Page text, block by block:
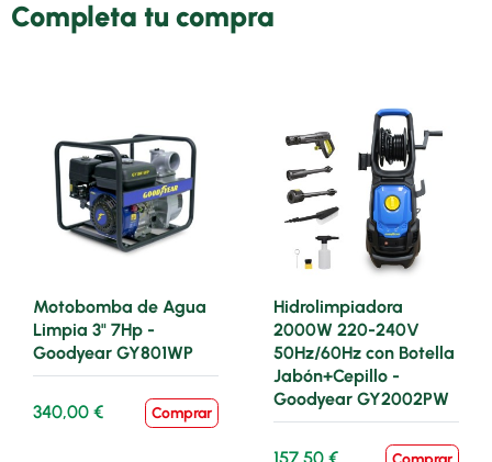
Completa tu compra
Motobomba de Agua
Limpia 3" 7Hp -
Goodyear GY801WP
340,00 € Comprar
Hidrolimpiadora
2000W 220-240V
50Hz/60Hz con Botella
Jabón+Cepillo -
Goodyear GY2002PW
157,50 €